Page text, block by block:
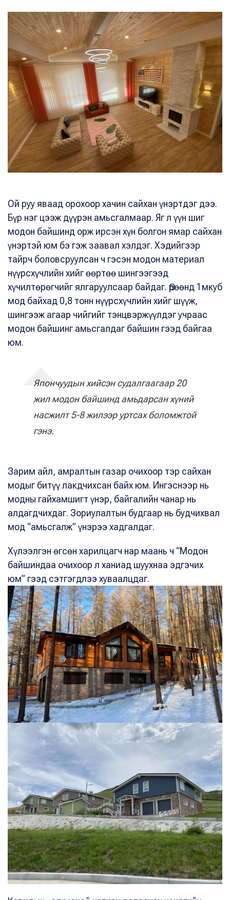
Ой руу яваад орохоор хачин сайхан үнэртдэг дээ.
Бүр нэг цээж дүүрэн амьсгалмаар. Яг л үүн шиг
модон байшинд орж ирсэн хүн болгон ямар сайхан
үнэртэй юм бэ гэж заавал хэлдэг. Хэдийгээр
тайрч боловсруулсан ч гэсэн модон материал
нүүрсхүчлийн хийг өөртөө шингээгээд
хүчилтөрөгчийг ялгаруулсаар байдаг. Өрөөнд 1мкуб
мод байхад 0,8 тонн нүүрсхүчлийн хийг шүүж,
шингээж агаар чийгийг тэнцвэржүүлдэг учраас
модон байшинг амьсгалдаг байшин гээд байгаа
юм.
Япончуудын хийсэн судалгаагаар 20
жил модон байшинд амьдарсан хүний
насжилт 5-8 жилээр уртсах боломжтой
гэнэ.
Зарим айл, амралтын газар очихоор тэр сайхан
модыг битүү лакдчихсан байх юм. Ингэснээр нь
модны гайхамшигт үнэр, байгалийн чанар нь
алдагдчихдаг. Зориулалтын будгаар нь будчихвал
мод “амьсгалж” үнэрээ хадгалдаг.
Хүлээлгэн өгсөн харилцагч нар маань ч “Модон
байшиндаа очихоор л ханиад шуухнаа эдгэчих
юм” гээд сэтгэгдлээ хуваалцдаг.